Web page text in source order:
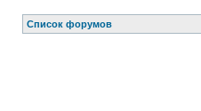
Список форумов